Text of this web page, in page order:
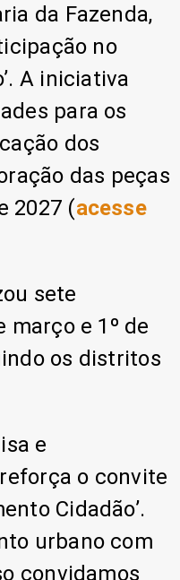
da Fazenda,
no
A iniciativa
para os
dos
das peças
2027 (acesse
sete
março e 1º de
os distritos
e
o convite
Cidadão’.
urbano com
convidamos